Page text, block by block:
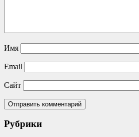
Имя
Email
Сайт
Рубрики